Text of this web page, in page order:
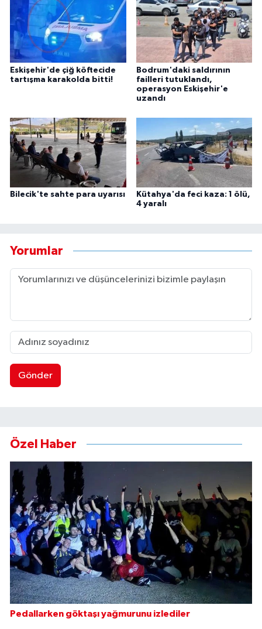
Eskişehir'de çiğ köftecide
tartışma karakolda bitti!
Bodrum'daki saldırının
failleri tutuklandı,
operasyon Eskişehir'e
uzandı
Bilecik'te sahte para uyarısı
Kütahya'da feci kaza: 1 ölü,
4 yaralı
Yorumlar
Gönder
Özel Haber
Pedallarken göktaşı yağmurunu izlediler